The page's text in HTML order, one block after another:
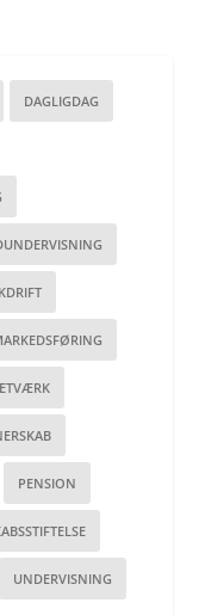
DAGLIGDAG
PENSION
UNDERVISNING